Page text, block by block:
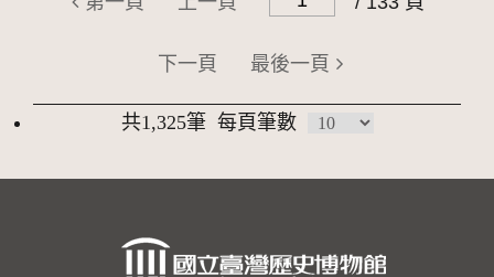
下一頁 最後一頁
共1,325筆 每頁筆數